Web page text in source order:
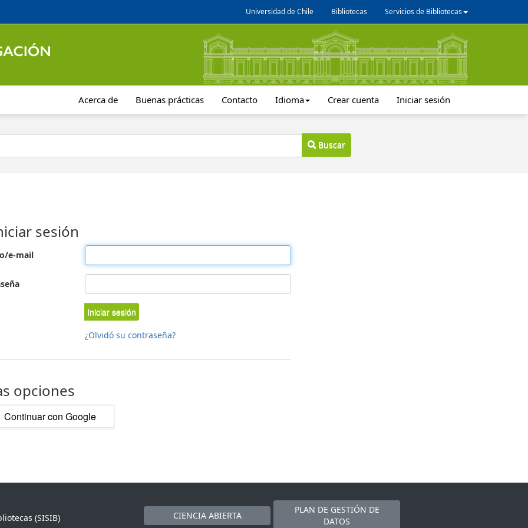
Universidad de Chile Bibliotecas Servicios de Bibliotecas
Acerca de Buenas prácticas Contacto Idioma Crear cuenta Iniciar sesión
Buscar
sesión
e-mail
Iniciar sesión
¿Olvidó su contraseña?
opciones
Continuar con Google
(SISIB)
CIENCIA ABIERTA
PLAN DE GESTIÓN DE
DATOS